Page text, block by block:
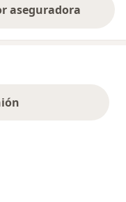
aseguradora